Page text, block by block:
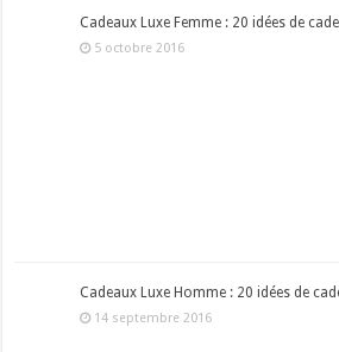
Cadeaux Luxe Femme : 20 idées de
5 octobre 2016
Cadeaux Luxe Homme : 20 idées de
14 septembre 2016